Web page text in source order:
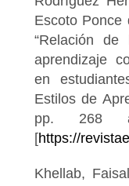
Escoto Ponce
“Relación
aprendizaje
en
Estilos de
pp. 268
[https://
Khellab,